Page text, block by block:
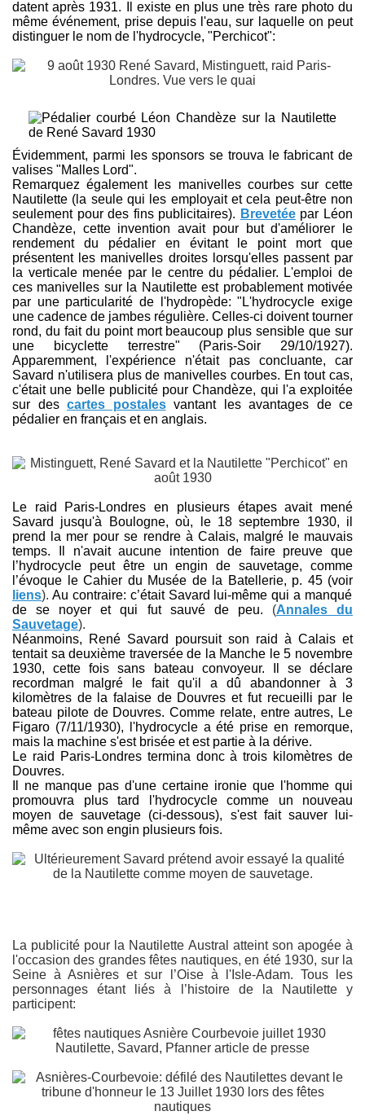
datent après 1931. Il existe en plus une très rare photo du
même événement, prise depuis l'eau, sur laquelle on peut
distinguer le nom de l'hydrocycle, "Perchicot":
Évidemment, parmi les sponsors se trouva le fabricant de
valises "Malles Lord".
Remarquez également les manivelles courbes sur cette
Nautilette (la seule qui les employait et cela peut-être non
seulement pour des fins publicitaires). Brevetéepar Léon
Chandèze, cette invention avait pour but d'améliorer le
rendement du pédalier en évitant le point mort que
présentent les manivelles droites lorsqu'elles passent par
la verticale menée par le centre du pédalier. L'emploi de
ces manivelles sur la Nautilette est probablement motivée
par une particularité de l'hydropède: "L'hydrocycle exige
une cadence de jambes régulière. Celles-ci doivent tourner
rond, du fait du point mort beaucoup plus sensible que sur
une bicyclette terrestre" (Paris-Soir 29/10/1927).
Apparemment, l'expérience n'était pas concluante, car
Savard n'utilisera plus de manivelles courbes. En tout cas,
c'était une belle publicité pour Chandèze, qui l'a exploitée
sur des cartes postalesvantant les avantages de ce
pédalier en français et en anglais.
Le raid Paris-Londres en plusieurs étapes avait mené
Savard jusqu'à Boulogne, où, l e 18 septembre 1930, il
prend la mer pour se rendre à Calais, malgréle mauvais
temps. Il n'avait aucune intention de faire preuve que
l’hydrocycle peut être un engin de sauvetage, comme
l’évoque le Cahier du Musée de la Batellerie, p. 45 (voir
liens). Au contraire: c’était Savard lui-même qui a manqué
de se noyer et qui fut sauvé de peu. (Annales du
Sauvetage).
Néanmoins, René Savard poursuit son raid à Calais et
tentait sa deuxième traversée de la Manche le 5 novembre
1930, cette fois sans bateau convoyeur. Il se déclare
recordman malgré le fait qu'il a dû abandonner à 3
kilomètres de la falaise de Douvres et fut recueilli par le
bateau pilote de Douvres. Comme relate, entre autres, Le
Figaro (7/11/1930), l'hydrocycle a été prise en remorque,
mais la machine s'est brisée et est partie à la dérive.
Le raid Paris-Londres termina donc à trois kilomètres de
Douvres.
Il ne manque pas d'une certaine ironie que l'homme qui
promouvra plus tard l'hydrocycle comme un nouveau
moyen de sauvetage (ci-dessous), s'est fait sauver lui-
même avec son engin plusieurs fois.
La publicité pour la Nautilette Austral atteint son apogée à
l'occasion des grandes fêtes nautiques, en été 1930, sur la
Seine à Asnières et sur l’Oise à l'Isle-Adam. Tous les
personnages étant liés à l’histoire de la Nautilette y
participent: